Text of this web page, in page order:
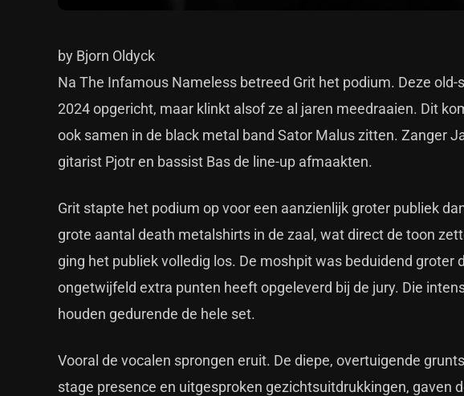
by Bjorn Oldyck
Na The Infamous Nameless betreed Grit het podium. Deze
2024 opgericht, maar klinkt alsof ze al jaren meedraaien. Dit
ook samen in de black metal band Sator Malus zitten. Zanger
gitarist Pjotr en bassist Bas de line-up afmaakten.
Grit stapte het podium op voor een aanzienlijk groter publiek
grote aantal death metalshirts in de zaal, wat direct de toon
ging het publiek volledig los. De moshpit was beduidend groter
ongetwijfeld extra punten heeft opgeleverd bij de jury. Die
houden gedurende de hele set.
Vooral de vocalen sprongen eruit. De diepe, overtuigende
stage presence en uitgesproken gezichtsuitdrukkingen, gaven